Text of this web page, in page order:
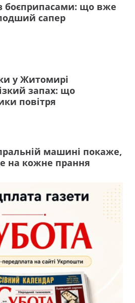
боєприпасами: що вже
сапер
у Житомирі
запах: що
повітря
машині покаже,
на кожне прання